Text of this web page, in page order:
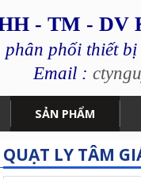
- TM -
phân phối thiết
Email :
SẢN PHẨM
QUẠT LY TÂM